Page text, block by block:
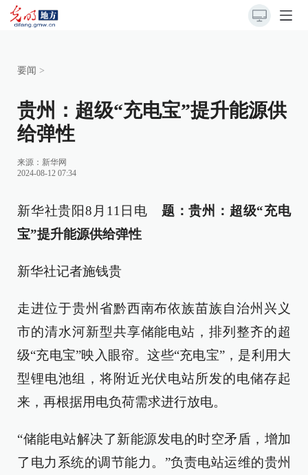
要闻 >
贵州：超级“充电宝”提升能源供
给弹性
来源： 新华网
2024-08-12 07:34
新华社贵阳8月11日电 题：贵州：超级“充电
宝”提升能源供给弹性
新华社记者施钱贵
走进位于贵州省黔西南布依族苗族自治州兴义
市的清水河新型共享储能电站，排列整齐的超
级“充电宝”映入眼帘。这些“充电宝”，是利用大
型锂电池组，将附近光伏电站所发的电储存起
来，再根据用电负荷需求进行放电。
“储能电站解决了新能源发电的时空矛盾，增加
了电力系统的调节能力。”负责电站运维的贵州